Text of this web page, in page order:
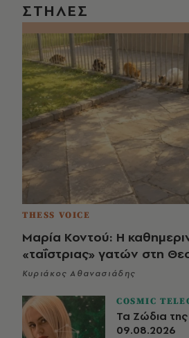
ΣΤΗΛΕΣ
THESS VOICE
Μαρία Κοντού: Η
«ταΐστριας» γατών στη
Κυριάκος Αθανασιάδης
COSMIC
Τα Ζώδια
09.08.2026